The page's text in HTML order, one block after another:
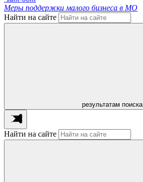
Меры поддержки малого бизнеса в МО
Найти на сайте
результатам поиска
Найти на сайте